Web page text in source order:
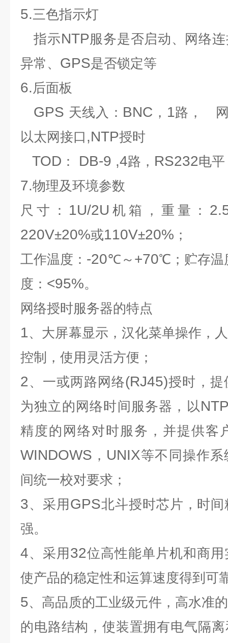
5.三色指示灯
指示NTP服务是否启动、网络
异常、 GPS是否锁定等
6.后面板
GPS 天线入： BNC ， 1路，
以太网接口 ,NTP授时
TOD ： DB-9 ,4路， RS232电
7.物理及环境参数
尺寸： 1U/2U 机箱，重量：
220V±20%或110V±20% ；
工作温度： -20℃～ +70℃；贮存温
度： <95%。
网络授时服务器的特点
1、大屏幕显示，汉化菜单操作，
控制，使用灵活方便；
2、一或两路网络(RJ45)授时，提
为独立的网络时间服务器，以
精度的网络对时服务，并提供客
WINDOWS ， UNIX等不同操作
间统一校对要求；
3、采用 GPS北斗授时芯片，时
强。
4、采用 32位高性能单片机和商
使产品的稳定性和运算速度得到可
5、高品质的工业级元件，高水准
的电路结构，使装置拥有电气隔